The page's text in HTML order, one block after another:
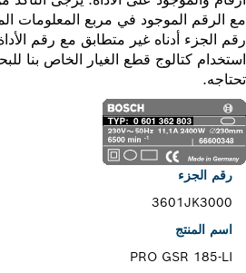
الرقم الموجود في مربع المعلومات
الجزء أدناه غير متطابق مع رقم
كتالوج قطع الغيار الخاص بنا
رقم الجزء
3601JK3000
اسم المنتج
PRO GSR 185-LI